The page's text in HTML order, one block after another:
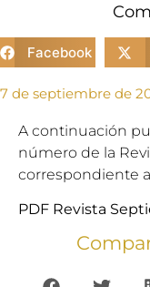
Facebook
7 de septiembre de
A continuación
número de la
correspondiente
PDF Revista